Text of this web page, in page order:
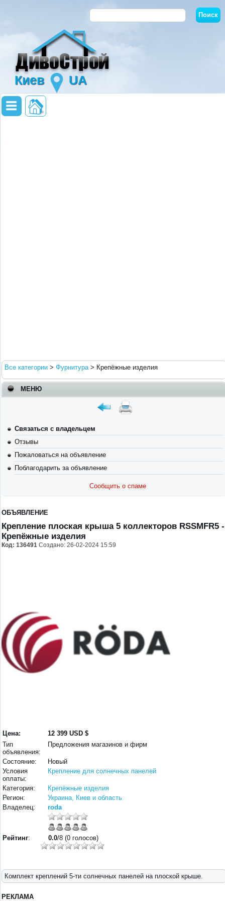
Киев UA
Все категории > Фурнитура> Крепёжные изделия
МЕНЮ
Связаться с владельцем
Отзывы
Пожаловаться на объявление
Поблагодарить за объявление
Сообщить о спаме
ОБЪЯВЛЕНИЕ
Крепление плоская крыша 5 коллекторов RSSMFR5 -
Крепёжные изделия
Код: 136491 Создано: 26-02-2024 15:59
Цена:
12 399 USD $
Тип
объявления:
Предложения магазинов и фирм
Состояние:
Новый
Условия
оплаты:
Крепление для солнечных панелей
Категория:
Крепёжные изделия
Регион:
Украина, Киев и область
Владелец:
roda
Рейтинг: 0.0/8 (0 голосов)
Комплект креплений 5-ти солнечных панелей на плоской крыше.
РЕКЛАМА